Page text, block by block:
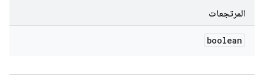
المرتجعات
boolean